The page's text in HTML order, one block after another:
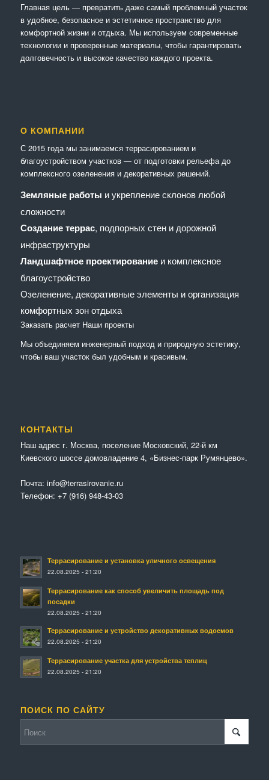
Главная цель — превратить даже самый проблемный участок
в удобное, безопасное и эстетичное пространство для
комфортной жизни и отдыха. Мы используем современные
технологии и проверенные материалы, чтобы гарантировать
долговечность и высокое качество каждого проекта.
О КОМПАНИИ
С 2015 года мы занимаемся террасированием и
благоустройством участков — от подготовки рельефа до
комплексного озеленения и декоративных решений.
Земляные работы и укрепление склонов любой
сложности
Создание террас, подпорных стен и дорожной
инфраструктуры
Ландшафтное проектированиеи комплексное
благоустройство
Озеленение, декоративные элементы и организация
комфортных зон отдыха
Заказать расчет Наши проекты
Мы объединяем инженерный подход и природную эстетику,
чтобы ваш участок был удобным и красивым.
КОНТАКТЫ
Наш адрес г. Москва, поселение Московский, 22-й км
Киевского шоссе домовладение 4, «Бизнес-парк Румянцево».
Почта: info@terrasirovanie.ru
Телефон: +7 (916) 948-43-03
Террасирование и установка уличного освещения
22.08.2025 - 21:20
Террасирование как способ увеличить площадь под
посадки
22.08.2025 - 21:20
Террасирование и устройство декоративных водоемов
22.08.2025 - 21:20
Террасирование участка для устройства теплиц
22.08.2025 - 21:20
ПОИСК ПО САЙТУ